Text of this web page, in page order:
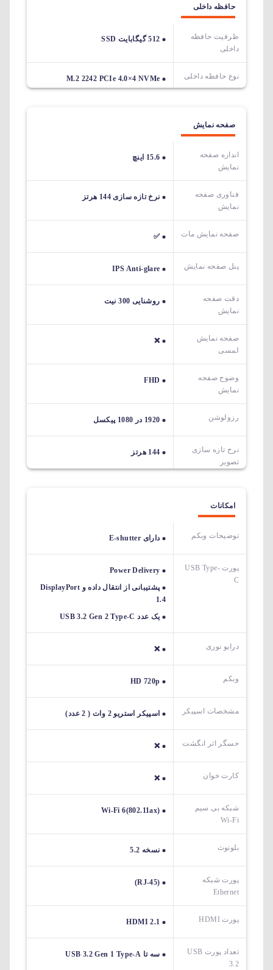
حافظه داخلی
ظرفیت حافظه
داخلی
512 گیگابایت SSD
نوع حافظه داخلی M.2 2242 PCIe 4.0×4 NVMe
صفحه نمایش
اندازه صفحه
نمایش
15.6 اینچ
فناوری صفحه
نمایش
نرخ تازه سازی 144 هرتز
صفحه نمایش مات ✅
پنل صفحه نمایش IPS Anti-glare
دقت صفحه
نمایش
روشنایی 300 نیت
صفحه نمایش
لمسی
❌
وضوح صفحه
نمایش
FHD
رزولوشن 1920 در 1080 پیکسل
نرخ تازه سازی
تصویر
144 هرتز
امکانات
توضیحات وبکم دارای E-shutter
پورت USB Type-
C
Power Delivery
پشتیبانی از انتقال داده و DisplayPort
1.4
یک عدد USB 3.2 Gen 2 Type-C
درایو نوری ❌
وبکم HD 720p
مشخصات اسپیکر اسپیکر استریو 2 وات ( 2 عدد)
حسگر اثر انگشت ❌
کارت خوان ❌
شبکه بی سیم
Wi-Fi
Wi-Fi 6(802.11ax)
بلوتوث نسخه 5.2
پورت شبکه
Ethernet
(RJ-45)
پورت HDMI HDMI 2.1
تعداد پورت USB
3.2
سه تا USB 3.2 Gen 1 Type-A